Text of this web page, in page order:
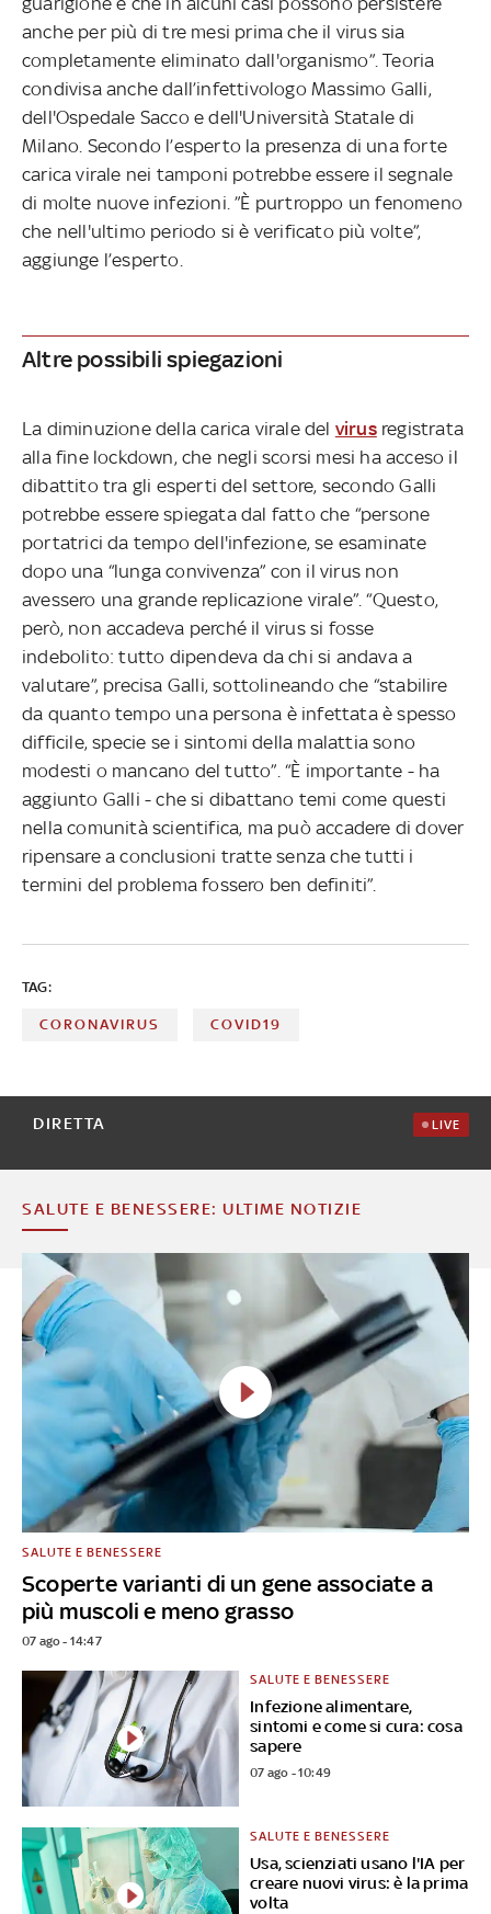
anche per più di tre mesi prima che il virus sia
completamente eliminato dall'organismo”. Teoria
condivisa anche dall’infettivologo Massimo Galli,
dell'Ospedale Sacco e dell'Università Statale di
Milano. Secondo l’esperto la presenza di una forte
carica virale nei tamponi potrebbe essere il segnale
di molte nuove infezioni. ”È purtroppo un fenomeno
che nell'ultimo periodo si è verificato più volte”,
aggiunge l’esperto.
Altre possibili spiegazioni
La diminuzione della carica virale del virusregistrata
alla fine lockdown, che negli scorsi mesi ha acceso il
dibattito tra gli esperti del settore, secondo Galli
potrebbe essere spiegata dal fatto che “persone
portatrici da tempo dell'infezione, se esaminate
dopo una “lunga convivenza” con il virus non
avessero una grande replicazione virale”. “Questo,
però, non accadeva perché il virus si fosse
indebolito: tutto dipendeva da chi si andava a
valutare”, precisa Galli, sottolineando che “stabilire
da quanto tempo una persona è infettata è spesso
difficile, specie se i sintomi della malattia sono
modesti o mancano del tutto”. “È importante - ha
aggiunto Galli - che si dibattano temi come questi
nella comunità scientifica, ma può accadere di dover
ripensare a conclusioni tratte senza che tutti i
termini del problema fossero ben definiti”.
TAG:
CORONAVIRUS COVID19
DIRETTA LIVE
SALUTE E BENESSERE: ULTIME NOTIZIE
Scoperte varianti di un gene associate a
più muscoli e meno grasso
SALUTE E BENESSERE
07 ago - 14:47
Infezione alimentare,
sintomi e come si cura: cosa
sapere
SALUTE E BENESSERE
07 ago - 10:49
Usa, scienziati usano l'IA per
creare nuovi virus: è la prima
volta
SALUTE E BENESSERE